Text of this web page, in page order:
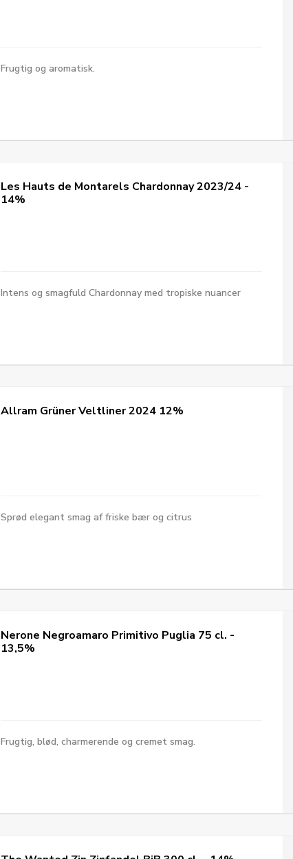
Frugtig og aromatisk.
Les Hauts de Montarels Chardonnay 2023/24 -
14%
Intens og smagfuld Chardonnay med tropiske nuancer
Allram Grüner Veltliner 2024 12%
Sprød elegant smag af friske bær og citrus
Nerone Negroamaro Primitivo Puglia 75 cl. -
13,5%
Frugtig, blød, charmerende og cremet smag.